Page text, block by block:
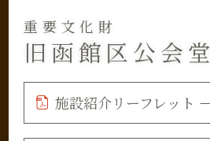
重要文化財
旧函館区公会堂
施設紹介リーフレット